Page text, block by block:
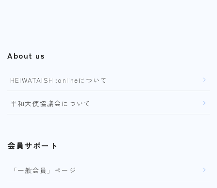
About us
HEIWATAISHI:onlineについて
平和大使協議会について
会員サポート
「一般会員」ページ